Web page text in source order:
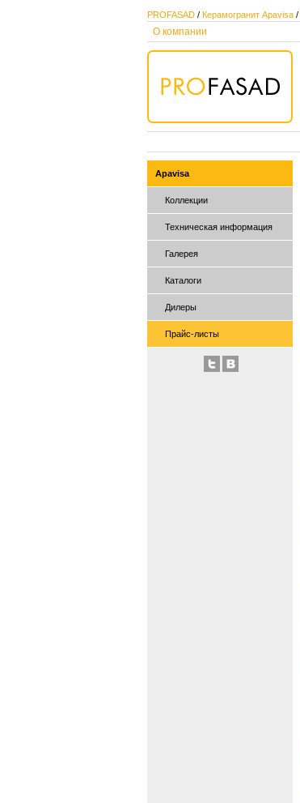
PROFASAD / Керамогранит Apavisa /
О компании
Apavisa
Коллекции
Техническая информация
Галерея
Каталоги
Дилеры
Прайс-листы